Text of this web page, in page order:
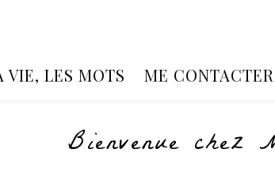
VIE, LES MOTS ME CONTACTER
Bienvenue chez